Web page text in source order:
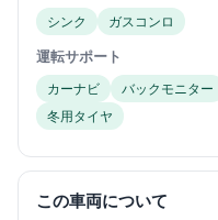
シンク
ガスコンロ
運転サポート
カーナビ
バックモニター
冬用タイヤ
この車両について